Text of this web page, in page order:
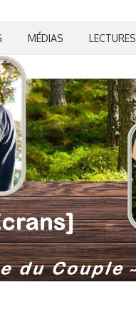
MÉDIAS LECTURES